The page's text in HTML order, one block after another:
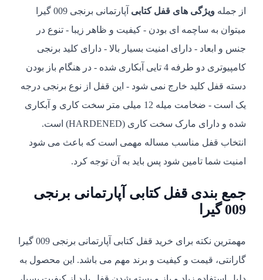
از جمله ویژگی های قفل کتابی
آپارتمانی برنجی 009 گیرا
میتوان به ساچمه ای بودن - کیفیت و ظاهر زیبا - تنوع در
جنس و ابعاد - دارای امنیت بسیار بالا - دارای کلید برنجی
کامپیوتری دو طرفه 4 تایی آبکاری شده - در هنگام باز بودن
دسته قفل کلید خارج نمی شود - این قفل از نوع برنجی درجه
یک است - ضخامت میله 12 میلی متر سخت کاری و آبکاری
شده و دارای مارک سخت کاری (HARDENED) است.
انتخاب قفل مناسب مساله مهمی است که باعث می شود
امنیت شما تامین شود پس باید به آن توجه کرد.
جمع بندی قفل کتابی آپارتمانی برنجی
009 گیرا
مهمترین نکته برای خرید قفل کتابی آپارتمانی برنجی 009 گیرا
گارانتی، قیمت و کیفیت و برند مهم می‌ باشد. این محصول به